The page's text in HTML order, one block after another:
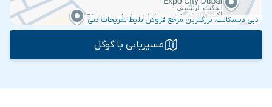
دبی دیسکانت، بزرگترین مرجع فروش بلیط تفریحات دبی
مسیریابی با گوگل